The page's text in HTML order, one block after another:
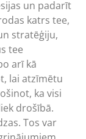
un padarīt
katrs tee,
stratēģiju,
tee
arī kā
lai atzīmētu
ka visi
drošībā.
Tos var